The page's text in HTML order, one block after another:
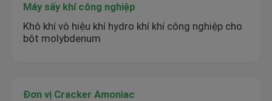
Máy sấy khí công nghiệp
Khô khí vô hiệu khí hydro khí khí công nghiệp cho
bột molybdenum
Đơn vị Cracker Amoniac